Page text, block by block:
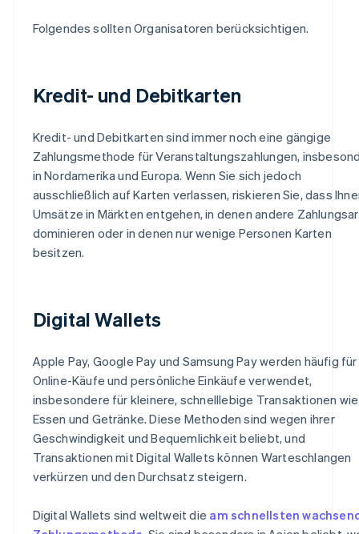
Folgendes sollten Organisatoren berücksichtigen.
Kredit- und Debitkarten
Kredit- und Debitkarten sind immer noch eine gängige
Zahlungsmethode für Veranstaltungszahlungen,
in Nordamerika und Europa. Wenn Sie sich jedoch
ausschließlich auf Karten verlassen, riskieren Sie, dass
Umsätze in Märkten entgehen, in denen andere
dominieren oder in denen nur wenige Personen Karten
besitzen.
Digital Wallets
Apple Pay, Google Pay und Samsung Pay werden häufig für
Online-Käufe und persönliche Einkäufe verwendet,
insbesondere für kleinere, schnelllebige Transaktionen wie
Essen und Getränke. Diese Methoden sind wegen ihrer
Geschwindigkeit und Bequemlichkeit beliebt, und
Transaktionen mit Digital Wallets können Warteschlangen
verkürzen und den Durchsatz steigern.
Digital Wallets sind weltweit die am schnellsten